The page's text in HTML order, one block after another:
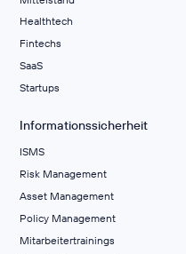
Healthtech
Fintechs
SaaS
Startups
Informationssicherheit
ISMS
Risk Management
Asset Management
Policy Management
Mitarbeitertrainings